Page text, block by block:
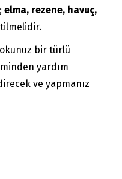
elma, rezene, havuç,
bir türlü
yardım
ve yapmanız